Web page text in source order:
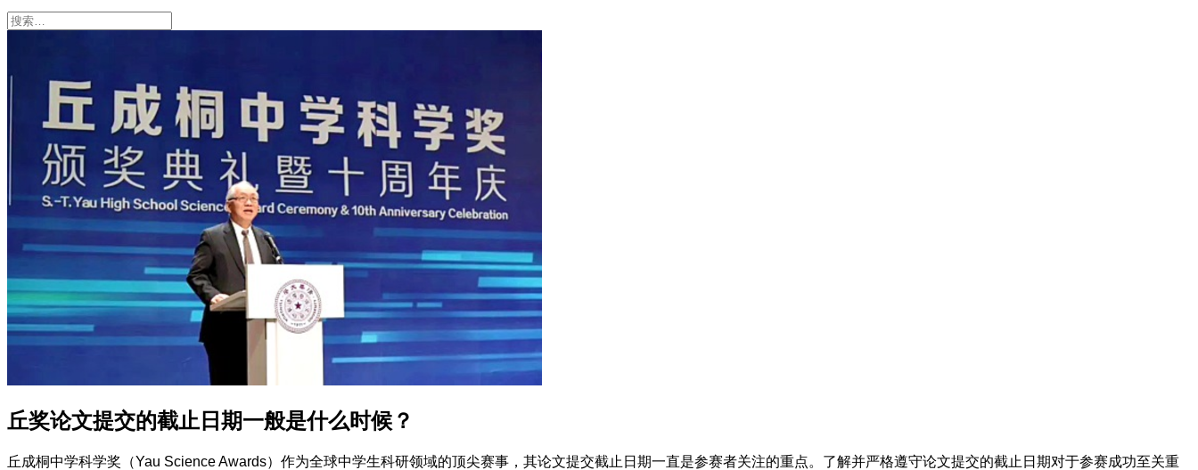
搜
丘奖论文提交的截止日期一般是什么时候？
丘成桐中学科学奖（Yau Science Awards）作为全球中学生科研领域的顶尖赛事，其论文提交截止日期一直是参赛者关注的重点。了解并严格遵守论文提交的截止日期对于参赛成功至关重